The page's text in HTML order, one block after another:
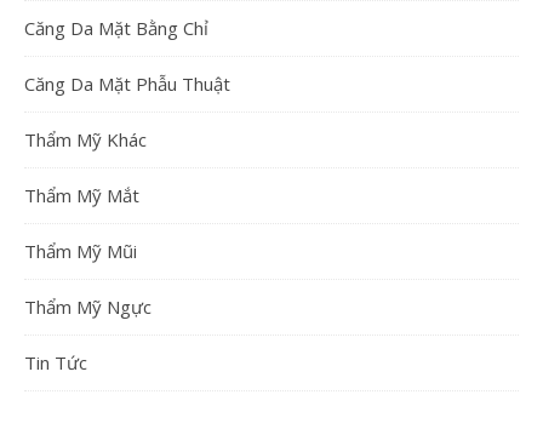
Căng Da Mặt Bằng Chỉ
Căng Da Mặt Phẫu Thuật
Thẩm Mỹ Khác
Thẩm Mỹ Mắt
Thẩm Mỹ Mũi
Thẩm Mỹ Ngực
Tin Tức